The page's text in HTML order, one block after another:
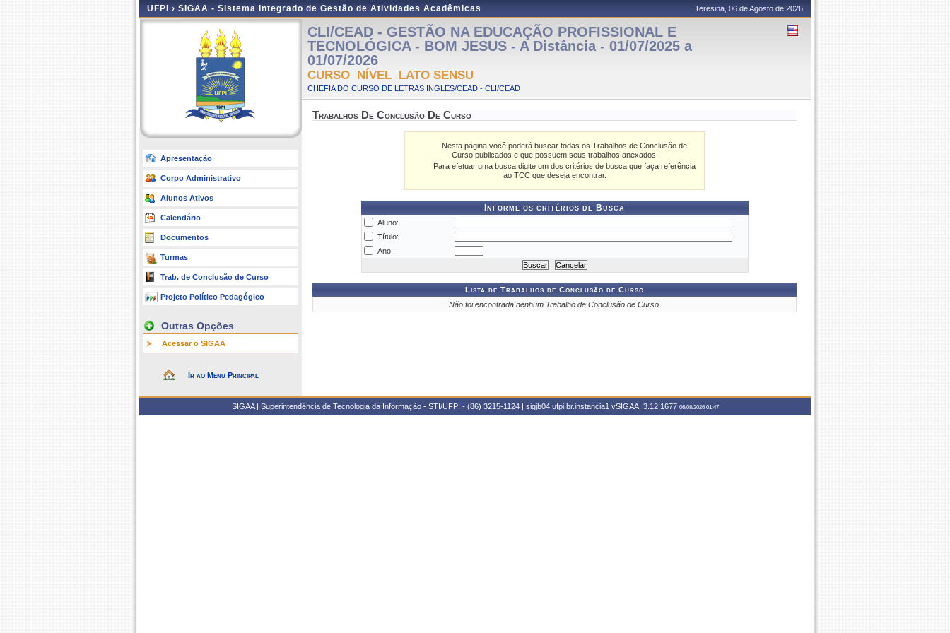
UFPI › SIGAA - Sistema Integrado de Gestão de Atividades Acadêmicas Teresina, 06 de Agosto de 2026
Apresentação
Corpo Administrativo
Alunos Ativos
Calendário
Documentos
Turmas
Trab. de Conclusão de Curso
Projeto Político Pedagógico
Outras Opções
Acessar o SIGAA
Ir ao Menu Principal
CLI/CEAD - GESTÃO NA EDUCAÇÃO PROFISSIONAL E
TECNOLÓGICA - BOM JESUS - A Distância - 01/07/2025 a
01/07/2026
CURSO NÍVEL LATO SENSU
CHEFIA DO CURSO DE LETRAS INGLES/CEAD - CLI/CEAD
Trabalhos De Conclusão De Curso
Nesta página você poderá buscar todas os Trabalhos de Conclusão de
Curso publicados e que possuem seus trabalhos anexados.
Para efetuar uma busca digite um dos critérios de busca que faça referência
ao TCC que deseja encontrar.
Informe os critérios de Busca
Aluno:
Título:
Ano:
Lista de Trabalhos de Conclusão de Curso
Não foi encontrada nenhum Trabalho de Conclusão de Curso.
SIGAA | Superintendência de Tecnologia da Informação - STI/UFPI - (86) 3215-1124 | sigjb04.ufpi.br.instancia1 vSIGAA_3.12.1677 06/08/2026 01:47